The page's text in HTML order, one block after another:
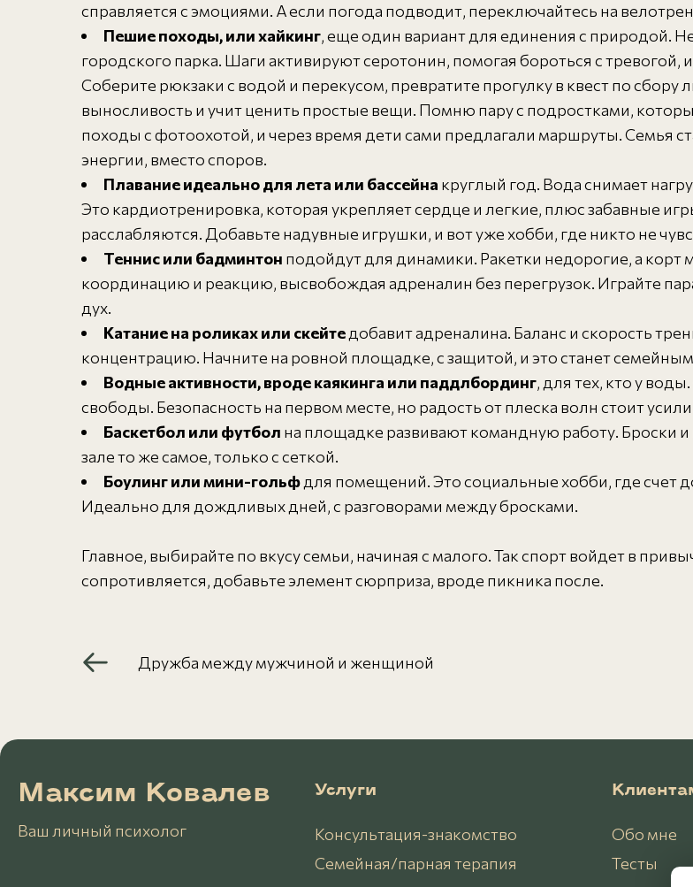
справляется с эмоциями. А если погода подводит, переключайтесь на
Пешие походы, или хайкинг, еще один вариант для единения с природой.
городского парка. Шаги активируют серотонин, помогая бороться с тревогой,
Соберите рюкзаки с водой и перекусом, превратите прогулку в квест по
выносливость и учит ценить простые вещи. Помню пару с подростками,
походы с фотоохотой, и через время дети сами предлагали маршруты. Семья
энергии, вместо споров.
Плавание идеально для лета или бассейна круглый год. Вода снимает
Это кардиотренировка, которая укрепляет сердце и легкие, плюс забавные
расслабляются. Добавьте надувные игрушки, и вот уже хобби, где никто не
Теннис или бадминтон подойдут для динамики. Ракетки недорогие, а корт
координацию и реакцию, высвобождая адреналин без перегрузок. Играйте
дух.
Катание на роликах или скейте добавит адреналина. Баланс и скорость
концентрацию. Начните на ровной площадке, с защитой, и это станет
Водные активности, вроде каякинга или паддлбординг, для тех, кто у
свободы. Безопасность на первом месте, но радость от плеска волн стоит
Баскетбол или футбол на площадке развивают командную работу.
зале то же самое, только с сеткой.
Боулинг или мини-гольф для помещений. Это социальные хобби, где счет
Идеально для дождливых дней, с разговорами между бросками.
Главное, выбирайте по вкусу семьи, начиная с малого. Так спорт войдет в
сопротивляется, добавьте элемент сюрприза, вроде пикника после.
Дружба между мужчиной и женщиной
Максим Ковалев
Ваш личный психолог
Услуги
Консультация-знакомство
Семейная/парная терапия
Обо мне
Тесты